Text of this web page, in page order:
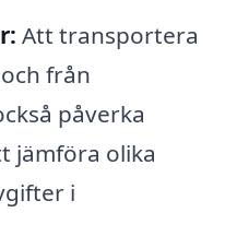
Att transportera
från
påverka
jämföra olika
i